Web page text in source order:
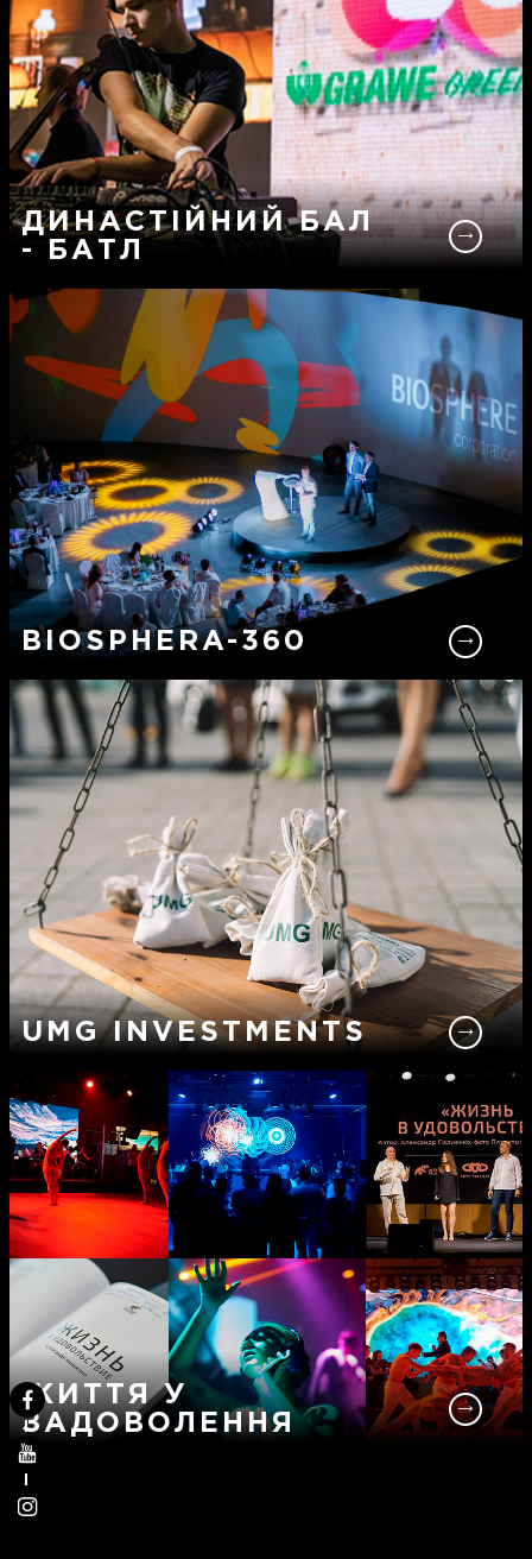
ДИНАСТІЙНИЙ БАЛ
- БАТЛ
BIOSPHERA-360
UMG INVESTMENTS
ЖИТТЯ У
ЗАДОВОЛЕННЯ